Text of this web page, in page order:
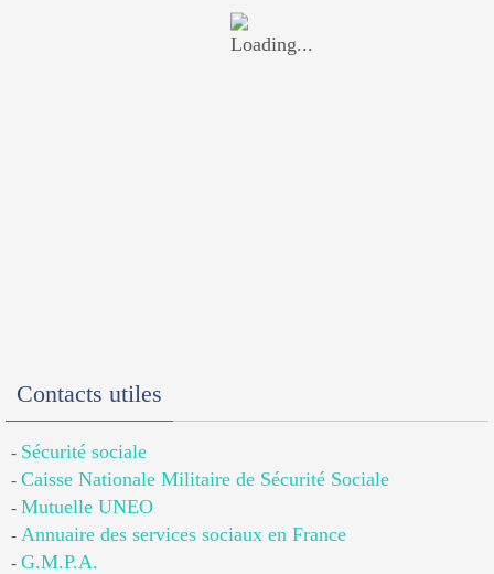
Contacts utiles
- Sécurité sociale
- Caisse Nationale Militaire de Sécurité Sociale
- Mutuelle UNEO
- Annuaire des services sociaux en France
- G.M.P.A.